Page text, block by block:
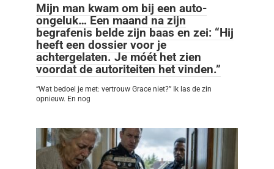
Mijn man kwam om bij een auto-
ongeluk… Een maand na zijn
begrafenis belde zijn baas en zei: “Hij
heeft een dossier voor je
achtergelaten. Je móét het zien
voordat de autoriteiten het vinden.”
“Wat bedoel je met: vertrouw Grace niet?” Ik las de zin
opnieuw. En nog